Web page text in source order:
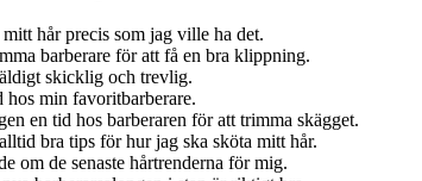
hår precis som jag ville ha det.
barberare för att få en bra klippning.
skicklig och trevlig.
hos min favoritbarberare.
en tid hos barberaren för att trimma skägget.
bra tips för hur jag ska sköta mitt hår.
om de senaste hårtrenderna för mig.